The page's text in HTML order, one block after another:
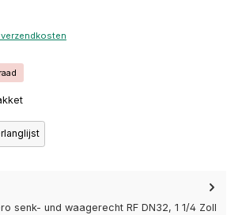
senk- und waagerecht RF DN32, 1 1/4 Zoll